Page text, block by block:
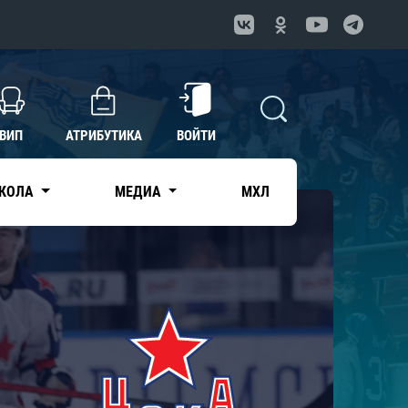
ВИП АТРИБУТИКА ВОЙТИ
МЕДИА МХЛ